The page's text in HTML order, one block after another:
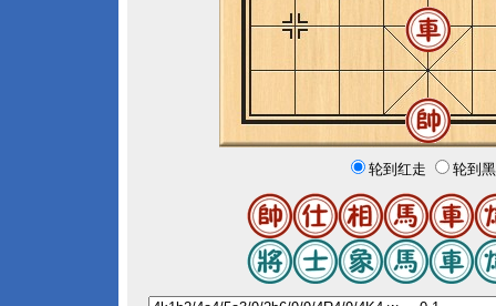
轮到红走 轮到